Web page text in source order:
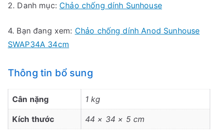
2. Danh mục: Chảo chống dính Sunhouse
4. Bạn đang xem: Chảo chống dính Anod Sunhouse
SWAP34A 34cm
Thông tin bổ sung
Cân nặng 1 kg
Kích thước 44 × 34 × 5 cm